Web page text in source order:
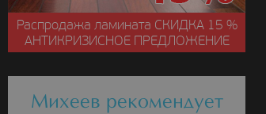
Распродажа ламината СКИДКА15 %
АНТИКРИЗИСНОЕ ПРЕДЛОЖЕНИЕ
Михеев рекомендует